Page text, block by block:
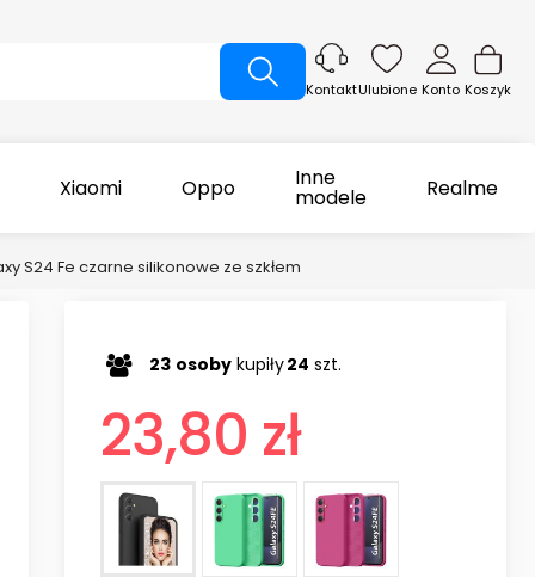
Koszyk
Konto
KontaktUlubione
Xiaomi Oppo Inne
modele Realme
S24 Fe czarne silikonowe ze szkłem
23 osoby kupiły24 szt.
23,80 zł